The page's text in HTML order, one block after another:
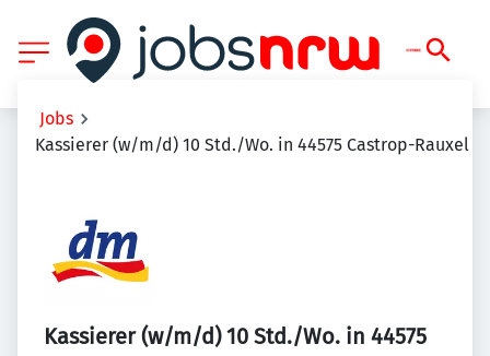
Jobs
Kassierer (w/m/d) 10 Std./Wo. in 44575 Castrop-Rauxel
Kassierer (w/m/d) 10 Std./Wo. in 44575